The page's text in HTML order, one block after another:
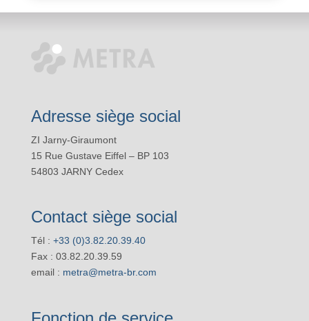
Adresse siège social
ZI Jarny-Giraumont
15 Rue Gustave Eiffel – BP 103
54803 JARNY Cedex
Contact siège social
Tél : +33 (0)3.82.20.39.40
Fax : 03.82.20.39.59
email : metra@metra-br.com